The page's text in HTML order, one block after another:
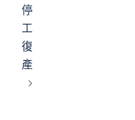
停
工
復
產